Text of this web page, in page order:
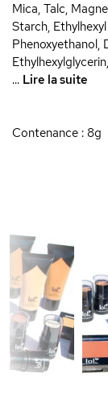
Mica, Talc,
Starch,
Phenoxyethanol,
... Lire la suite
Contenance : 8g